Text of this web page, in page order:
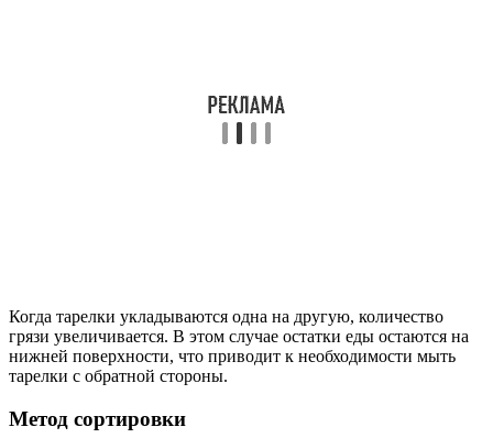
Когда тарелки укладываются одна на другую, количество
грязи увеличивается. В этом случае остатки еды остаются на
нижней поверхности, что приводит к необходимости мыть
тарелки с обратной стороны.
Метод сортировки